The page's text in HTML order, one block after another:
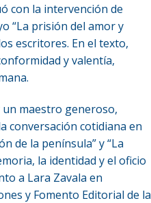
con la intervención de
“La prisión del amor y
escritores. En el texto,
y valentía,
maestro generoso,
conversación cotidiana en
de la península” y “La
la identidad y el oficio
a Lara Zavala en
y Fomento Editorial de la